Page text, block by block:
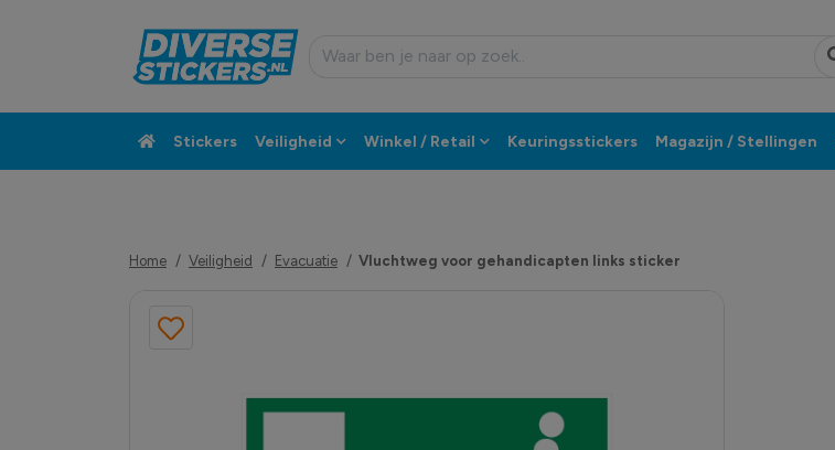
Stickers Veiligheid Winkel / Retail Keuringsstickers Magazijn / Stellingen
Home Veiligheid Evacuatie Vluchtweg voor gehandicapten links sticker